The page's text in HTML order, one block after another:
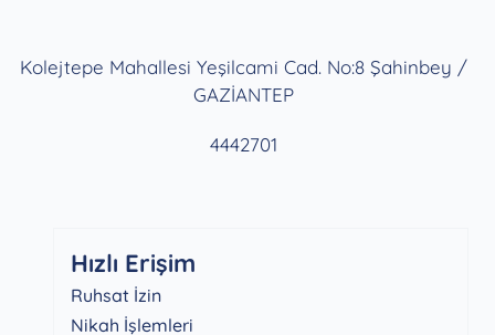
Kolejtepe Mahallesi Yeşilcami Cad. No:8 Şahinbey /
GAZİANTEP
4442701
Hızlı Erişim
Ruhsat İzin
Nikah İşlemleri